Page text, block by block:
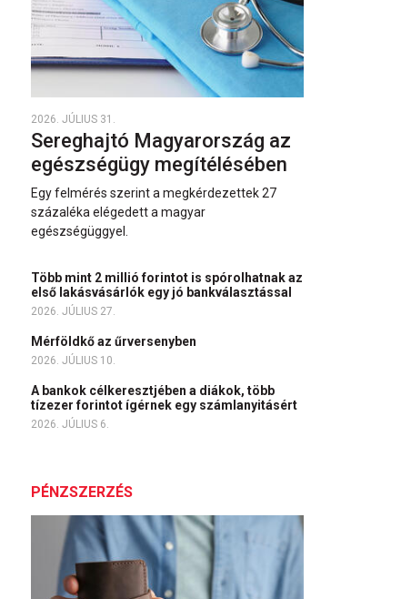
2026. JÚLIUS 31.
Sereghajtó Magyarország az
egészségügy megítélésében
Egy felmérés szerint a megkérdezettek 27
százaléka elégedett a magyar
egészségüggyel.
Több mint 2 millió forintot is spórolhatnak az
első lakásvásárlók egy jó bankválasztással
2026. JÚLIUS 27.
Mérföldkő az űrversenyben
2026. JÚLIUS 10.
A bankok célkeresztjében a diákok, több
tízezer forintot ígérnek egy számlanyitásért
2026. JÚLIUS 6.
PÉNZSZERZÉS